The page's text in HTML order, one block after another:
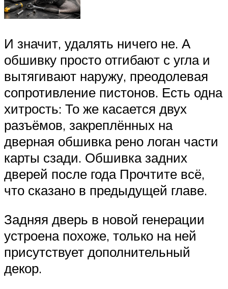
И значит, удалять ничего не. А
обшивку просто отгибают с угла и
вытягивают наружу, преодолевая
сопротивление пистонов. Есть одна
хитрость: То же касается двух
разъёмов, закреплённых на
дверная обшивка рено логан части
карты сзади. Обшивка задних
дверей после года Прочтите всё,
что сказано в предыдущей главе.
Задняя дверь в новой генерации
устроена похоже, только на ней
присутствует дополнительный
декор.